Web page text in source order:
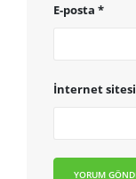
E-posta *
İnternet sitesi